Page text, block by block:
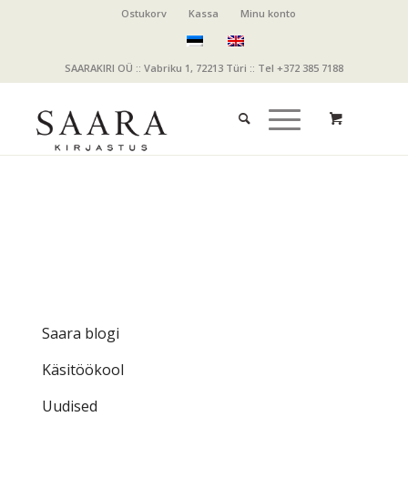
Ostukorv Kassa Minu konto
SAARAKIRI OÜ :: Vabriku 1, 72213 Türi :: Tel +372 385 7188
Saara blogi
Käsitöökool
Uudised